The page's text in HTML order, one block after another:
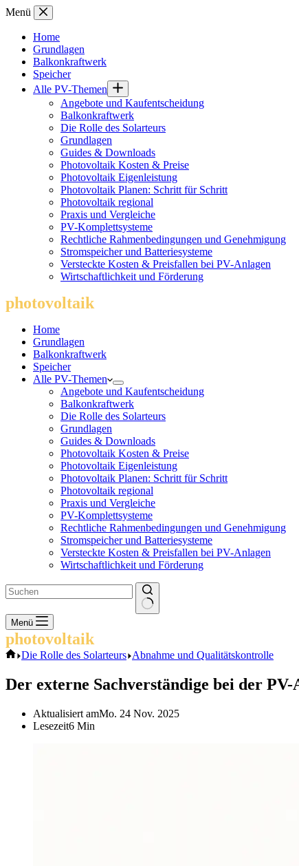
Zum
springen
Menü
Home
Grundlagen
Balkonkraftwerk
Speicher
Alle PV-Themen
Angebote und Kaufentscheidung
Balkonkraftwerk
Die Rolle des Solarteurs
Grundlagen
Guides & Downloads
Photovoltaik Kosten & Preise
Photovoltaik Eigenleistung
Photovoltaik Planen: Schritt für Schritt
Photovoltaik regional
Praxis und Vergleiche
PV-Komplettsysteme
Rechtliche Rahmenbedingungen und Genehmigung
Stromspeicher und Batteriesysteme
Versteckte Kosten & Preisfallen bei PV-Anlagen
Wirtschaftlichkeit und Förderung
photovoltaik
Home
Grundlagen
Balkonkraftwerk
Speicher
Alle PV-Themen
Angebote und Kaufentscheidung
Balkonkraftwerk
Die Rolle des Solarteurs
Grundlagen
Guides & Downloads
Photovoltaik Kosten & Preise
Photovoltaik Eigenleistung
Photovoltaik Planen: Schritt für Schritt
Photovoltaik regional
Praxis und Vergleiche
PV-Komplettsysteme
Rechtliche Rahmenbedingungen und Genehmigung
Stromspeicher und Batteriesysteme
Versteckte Kosten & Preisfallen bei PV-Anlagen
Wirtschaftlichkeit und Förderung
Keine
Ergebnisse
Menü
photovoltaik
Start
Die Rolle des Solarteurs Abnahme und Qualitätskontrolle
Der externe Sachverständige bei der
Aktualisiert amMo. 24 Nov. 2025
Lesezeit6 Min